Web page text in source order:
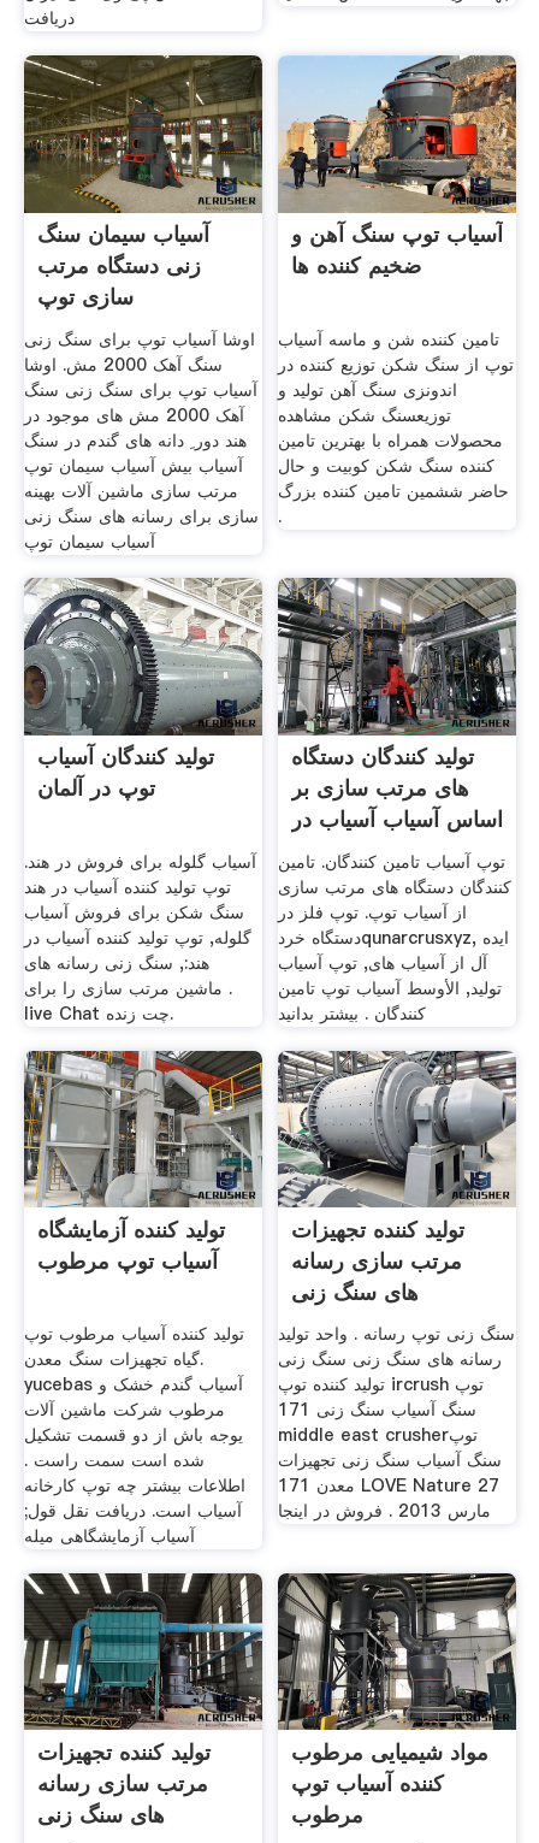
دریافت
آسیاب سیمان سنگ
زنی دستگاه مرتب
سازی توپ
اوشا آسیاب توپ برای سنگ زنی
سنگ آهک 2000 مش. اوشا
آسیاب توپ برای سنگ زنی سنگ
آهک 2000 مش های موجود در
هند دور ِ دانه های گندم در سنگ
آسیاب بیش آسیاب سیمان توپ
مرتب سازی ماشین آلات بهینه
سازی برای رسانه های سنگ زنی
آسیاب سیمان توپ
آسیاب توپ سنگ آهن و
ضخیم کننده ها
تامین کننده شن و ماسه آسیاب
توپ از سنگ شکن توزیع کننده در
اندونزی سنگ آهن تولید و
توزیعسنگ شکن مشاهده
محصولات همراه با بهترین تامین
کننده سنگ شکن کوبیت و حال
حاضر ششمین تامین کننده بزرگ
.
تولید کنندگان آسیاب
توپ در آلمان
آسیاب گلوله برای فروش در هند.
توپ تولید کننده آسیاب در هند
سنگ شکن برای فروش آسیاب
گلوله, توپ تولید کننده آسیاب در
هند:, سنگ زنی رسانه های
ماشین مرتب سازی را برای .
live Chat چت زنده.
تولید کنندگان دستگاه
های مرتب سازی بر
اساس آسیاب آسیاب در
توپ آسیاب تامین کنندگان. تامین
کنندگان دستگاه های مرتب سازی
از آسیاب توپ. توپ فلز در
دستگاه خردqunarcrusxyz, ایده
آل از آسیاب های, توپ آسیاب
تولید, الأوسط آسیاب توپ تامین
کنندگان . بیشتر بدانید
تولید کننده آزمایشگاه
آسیاب توپ مرطوب
تولید کننده آسیاب مرطوب توپ
گیاه تجهیزات سنگ معدن.
yucebas آسیاب گندم خشک و
مرطوب شرکت ماشین آلات
یوجه باش از دو قسمت تشکیل
شده است سمت راست .
اطلاعات بیشتر چه توپ کارخانه
آسیاب است. دریافت نقل قول;
آسیاب آزمایشگاهی میله
تولید کننده تجهیزات
مرتب سازی رسانه
های سنگ زنی
سنگ زنی توپ رسانه . واحد تولید
رسانه های سنگ زنی سنگ زنی
تولید کننده توپ ircrush توپ
سنگ آسیاب سنگ زنی 171
middle east crusherتوپ
سنگ آسیاب سنگ زنی تجهیزات
معدن 171 LOVE Nature 27
مارس 2013 . فروش در اینجا
تولید کننده تجهیزات
مرتب سازی رسانه
های سنگ زنی
مواد شیمیایی مرطوب
کننده آسیاب توپ
مرطوب